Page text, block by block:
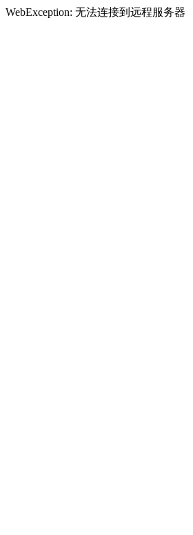
WebException: 无法连接到远程服务器